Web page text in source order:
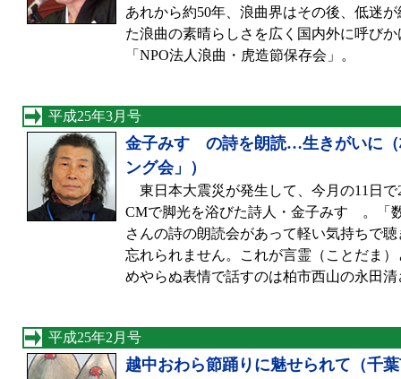
あれから約50年、浪曲界はその後、低迷
た浪曲の素晴らしさを広く国内外に呼び
「NPO法人浪曲・虎造節保存会」。
平成25年3月号
金子みすゞの詩を朗読…生きがいに
ング会」）
東日本大震災が発生して、今月の11日
CMで脚光を浴びた詩人・金子みすゞ。「
さんの詩の朗読会があって軽い気持ちで
忘れられません。これが言霊（ことだま
めやらぬ表情で話すのは柏市西山の永田清
平成25年2月号
越中おわら節踊りに魅せられて（千